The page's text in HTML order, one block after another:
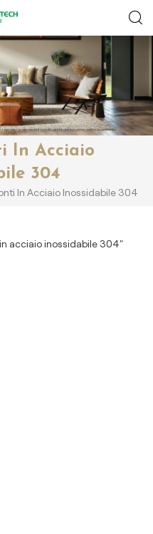
In Acciaio
304
In Acciaio Inossidabile 304
acciaio inossidabile 304"